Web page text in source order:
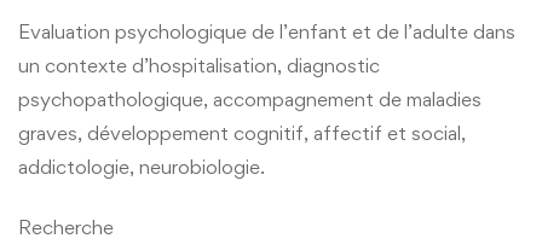
Evaluation psychologique de l’enfant et de l’adulte dans
un contexte d’hospitalisation, diagnostic
psychopathologique, accompagnement de maladies
graves, développement cognitif, affectif et social,
addictologie, neurobiologie.
Recherche